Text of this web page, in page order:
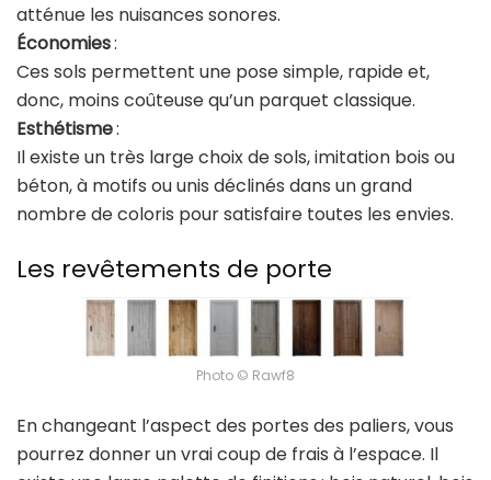
atténue les nuisances sonores.
Économies:
Ces sols permettent une pose simple, rapide et,
donc, moins coûteuse qu’un parquet classique.
Esthétisme:
Il existe un très large choix de sols, imitation bois ou
béton, à motifs ou unis déclinés dans un grand
nombre de coloris pour satisfaire toutes les envies.
Les revêtements de porte
Photo © Rawf8
En changeant l’aspect des portes des paliers, vous
pourrez donner un vrai coup de frais à l’espace. Il